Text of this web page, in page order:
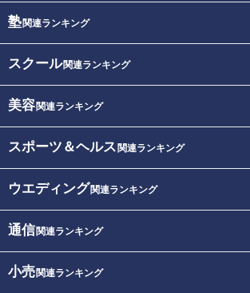
塾関連ランキング
スクール関連ランキング
美容関連ランキング
スポーツ＆ヘルス 関連ランキング
ウエディング関連ランキング
通信関連ランキング
小売関連ランキング